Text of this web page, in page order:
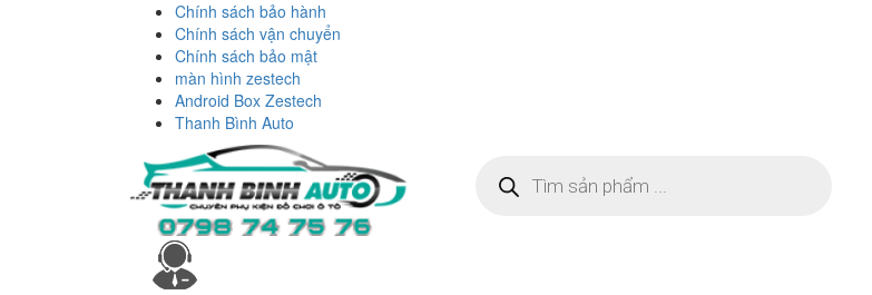
Chính sách bảo hành
Chính sách vận chuyển
Chính sách bảo mật
màn hình zestech
Android Box Zestech
Thanh Bình Auto
kiếm
sản